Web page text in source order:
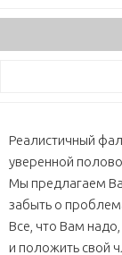
Реалистичный
уверенной
Мы предлагаем
забыть о
Все, что Вам
и положить свой